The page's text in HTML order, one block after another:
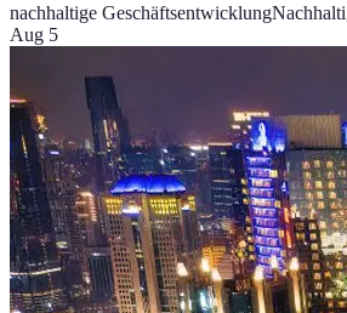
nachhaltige Geschäftsentwicklung
Aug 5